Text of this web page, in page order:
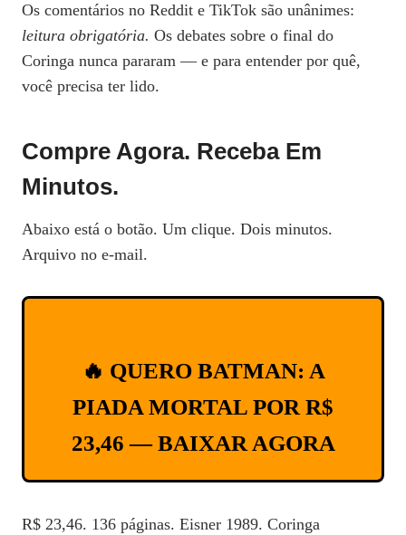
Os comentários no Reddit e TikTok são unânimes:
leitura obrigatória. Os debates sobre o final do
Coringa nunca pararam — e para entender por quê,
você precisa ter lido.
Compre Agora. Receba Em
Minutos.
Abaixo está o botão. Um clique. Dois minutos.
Arquivo no e-mail.
🔥 QUERO BATMAN: A
PIADA MORTAL POR R$
23,46 — BAIXAR AGORA
R$ 23,46. 136 páginas. Eisner 1989. Coringa